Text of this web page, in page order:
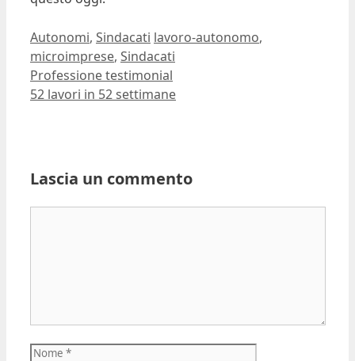
Categorie
Autonomi, Sindacati Tag
lavoro-autonomo,
microimprese, Sindacati
Professione testimonial
52 lavori in 52 settimane
Lascia un commento
Nome